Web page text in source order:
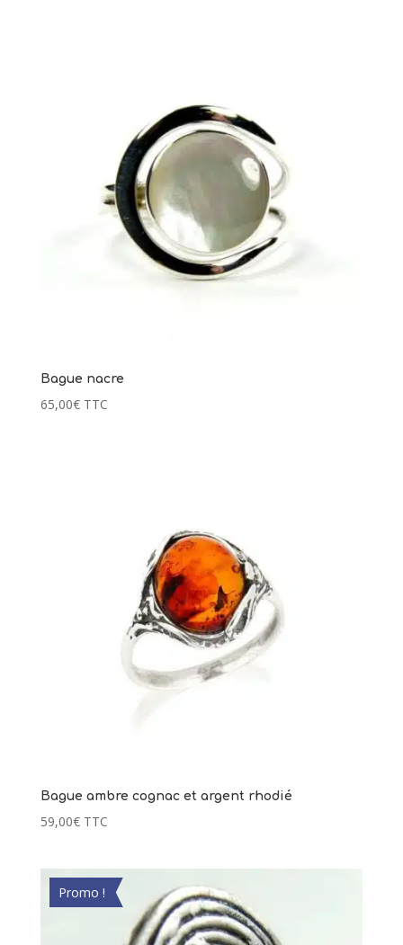
Bague nacre
65,00€ TTC
Bague ambre cognac et argent rhodié
59,00€ TTC
Promo !